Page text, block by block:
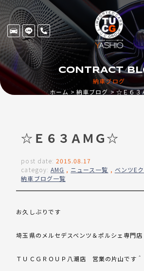
納車ブログ
CONTRACT
ホーム 納車ブログ ☆Ｅ６３
☆Ｅ６３ＡＭＧ☆
post date: 2015.08.17
categoy: AMG , ニュース一覧 , ベンツE
納車ブログ一覧
お久しぶりです
埼玉県のメルセデスベンツ＆ポルシェ専門店
ＴＵＣＧＲＯＵＰ八潮店 営業の片山です＾